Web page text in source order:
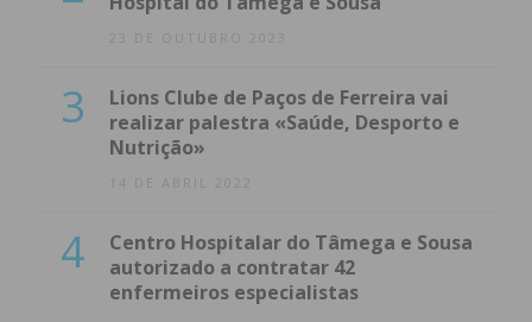
23 DE OUTUBRO 2023
3
Lions Clube de Paços de Ferreira vai
realizar palestra «Saúde, Desporto e
Nutrição»
14 DE ABRIL 2022
4
Centro Hospitalar do Tâmega e Sousa
autorizado a contratar 42
enfermeiros especialistas